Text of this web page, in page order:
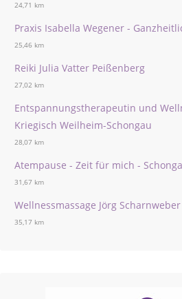
24,71 km
Praxis Isabella Wegener -
25,46 km
Reiki Julia Vatter Peißenberg
27,02 km
Entspannungstherapeutin und
Kriegisch Weilheim-Schongau
28,07 km
Atempause - Zeit für mich -
31,67 km
Wellnessmassage Jörg Scharnweber
35,17 km